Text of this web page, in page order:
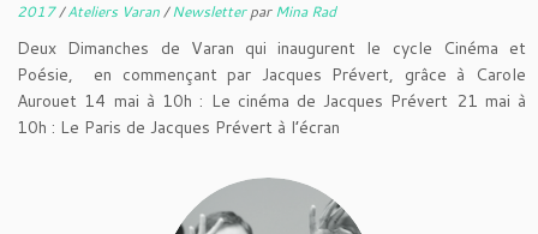
2017/Ateliers Varan/NewsletterparMina Rad
Deux Dimanches de Varan qui inaugurent le cycle Cinéma et
Poésie, en commençant par Jacques Prévert, grâce à Carole
Aurouet 14 mai à 10h : Le cinéma de Jacques Prévert 21 mai à
10h : Le Paris de Jacques Prévert à l’écran